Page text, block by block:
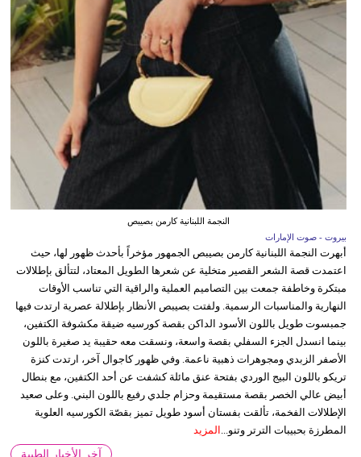
النجمة اللبنانية كارمن بصيبص
بيروت - صوت الإمارات
أبهرت النجمة اللبنانية كارمن بصيبص الجمهور مؤخراً بأحدث ظهور لها، حيث
اعتمدت قصة الشعر القصير متخلية عن شعرها الطويل المعتاد، لتتألق بإطلالات
مبتكرة وخاطفة جمعت بين التصاميم العملية والراقية التي تناسب الأوقات
النهارية والمناسبات الرسمية. ولفتت بصيبص الأنظار بإطلالة عصرية ارتدت فيها
جمبسوت طويل باللون الأسود الداكن بقصة كورسيه ضيقة مكشوفة الكتفين،
بينما انسدل الجزء السفلي بقصة واسعة، ونسقت معه حقيبة يد صغيرة باللون
الأصفر الزبدي ومجوهرات ذهبية ناعمة. وفي ظهور كاجوال آخر، ارتدت كنزة
تريكو باللون البيج الوردي بفتحة عنق مائلة كشفت عن أحد الكتفين، مع بنطال
أبيض عالي الخصر بقصة مستقيمة وحزام جلدي رفيع باللون البني. وعلى صعيد
الإطلالات الفخمة، تألقت بفستان أسود طويل تميز بقصّة الكورسيه العلوية
المطرزة بحبيبات الترتر وتنو... المزيد
آخر الأخبار الطبية